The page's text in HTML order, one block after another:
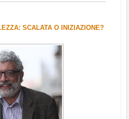
SCALATA O INIZIAZIONE?